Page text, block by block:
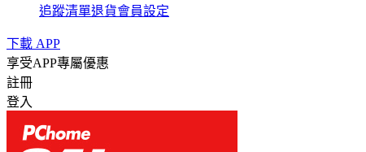
追蹤清單退貨會員設定
下載 APP
享受APP專屬優惠
註冊
登入